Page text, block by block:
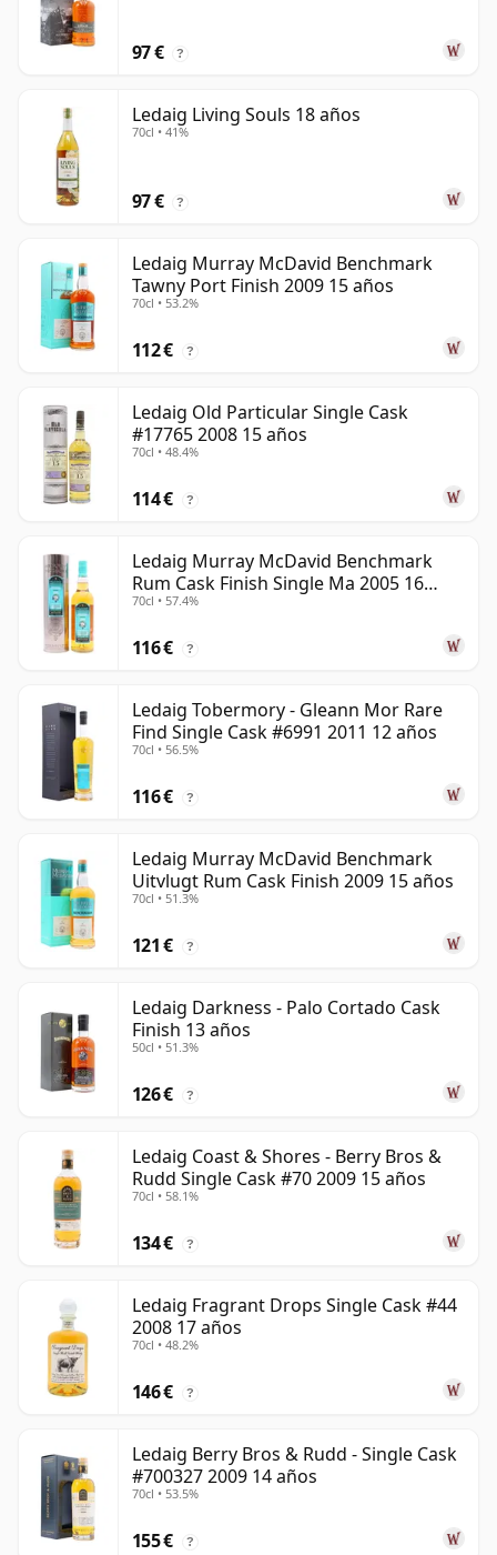
97 € ?
Ledaig Living Souls 18 años
70cl • 41%
97 € ?
Ledaig Murray McDavid Benchmark
Tawny Port Finish 2009 15 años
70cl • 53.2%
112 € ?
Ledaig Old Particular Single Cask
#17765 2008 15 años
70cl • 48.4%
114 € ?
Ledaig Murray McDavid Benchmark
Rum Cask Finish Single Ma 2005 16
años
70cl • 57.4%
116 € ?
Ledaig Tobermory - Gleann Mor Rare
Find Single Cask #6991 2011 12 años
70cl • 56.5%
116 € ?
Ledaig Murray McDavid Benchmark
Uitvlugt Rum Cask Finish 2009 15 años
70cl • 51.3%
121 € ?
Ledaig Darkness - Palo Cortado Cask
Finish 13 años
50cl • 51.3%
126 € ?
Ledaig Coast & Shores - Berry Bros &
Rudd Single Cask #70 2009 15 años
70cl • 58.1%
134 € ?
Ledaig Fragrant Drops Single Cask #44
2008 17 años
70cl • 48.2%
146 € ?
Ledaig Berry Bros & Rudd - Single Cask
#700327 2009 14 años
70cl • 53.5%
155 € ?